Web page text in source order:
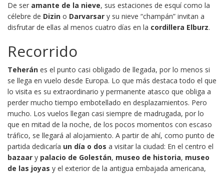
De ser amante de la nieve, sus estaciones de esquí como la
célebre de Dizin o Darvarsar y su nieve “champán” invitan a
disfrutar de ellas al menos cuatro días en la cordillera Elburz.
Recorrido
Teherán es el punto casi obligado de llegada, por lo menos si
se llega en vuelo desde Europa. Lo que más destaca todo el que
lo visita es su extraordinario y permanente atasco que obliga a
perder mucho tiempo embotellado en desplazamientos. Pero
mucho. Los vuelos llegan casi siempre de madrugada, por lo
que en mitad de la noche, de los pocos momentos con escaso
tráfico, se llegará al alojamiento. A partir de ahí, como punto de
partida dedicaría un día o dos a visitar la ciudad: En el centro el
bazaar y palacio de Golestán, museo de historia, museo
de las joyas y el exterior de la antigua embajada americana,